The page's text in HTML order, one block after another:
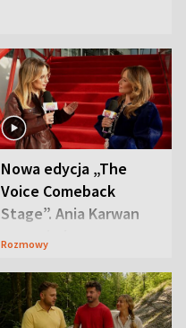
Nowa edycja „The
Voice Comeback
Stage”. Ania Karwan
zapowiada
Rozmowy